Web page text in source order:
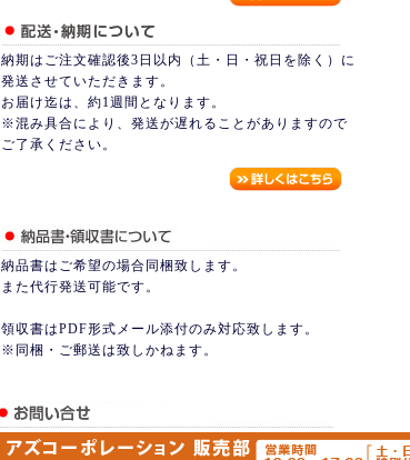
納期はご注文確認後3日以内（土・日・祝日を除く）に
発送させていただきます。
お届け迄は、約1週間となります。
※混み具合により、発送が遅れることがありますので
ご了承ください。
納品書はご希望の場合同梱致します。
また代行発送可能です。
領収書はPDF形式メール添付のみ対応致します。
※同梱・ご郵送は致しかねます。